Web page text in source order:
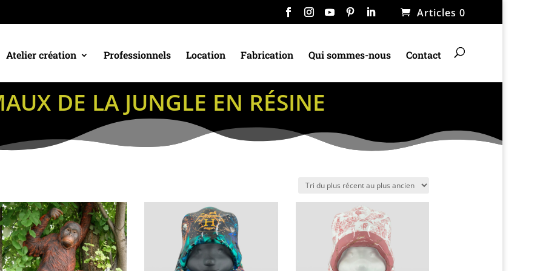
Articles 0
Atelier création Professionnels Location Fabrication Qui sommes-nous Contact
DE LA JUNGLE EN RÉSINE